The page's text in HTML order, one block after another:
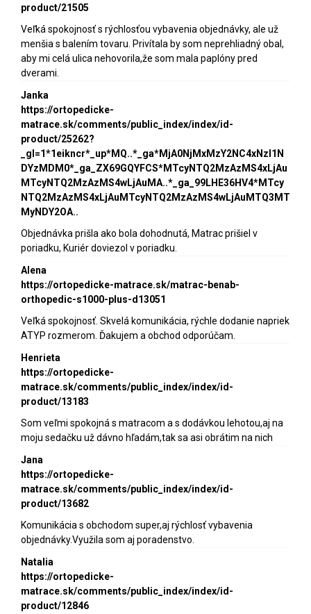
product/21505
Veľká spokojnosť s rýchlosťou vybavenia objednávky, ale už
menšia s balením tovaru. Privítala by som neprehliadný obal,
aby mi celá ulica nehovorila,že som mala paplóny pred
dverami.
Janka
https://ortopedicke-
matrace.sk/comments/public_index/index/id-
product/25262?
_gl=1*1eikncr*_up*MQ..*_ga*MjA0NjMxMzY2NC4xNzI1N
DYzMDM0*_ga_ZX69GQYFCS*MTcyNTQ2MzAzMS4xLjAu
MTcyNTQ2MzAzMS4wLjAuMA..*_ga_99LHE36HV4*MTcy
NTQ2MzAzMS4xLjAuMTcyNTQ2MzAzMS4wLjAuMTQ3MT
MyNDY2OA..
Objednávka prišla ako bola dohodnutá, Matrac prišiel v
poriadku, Kuriér doviezol v poriadku.
Alena
https://ortopedicke-matrace.sk/matrac-benab-
orthopedic-s1000-plus-d13051
Veľká spokojnosť. Skvelá komunikácia, rýchle dodanie napriek
ATYP rozmerom. Ďakujem a obchod odporúčam.
Henrieta
https://ortopedicke-
matrace.sk/comments/public_index/index/id-
product/13183
Som veľmi spokojná s matracom a s dodávkou lehotou,aj na
moju sedačku už dávno hľadám,tak sa asi obrátim na nich
Jana
https://ortopedicke-
matrace.sk/comments/public_index/index/id-
product/13682
Komunikácia s obchodom super,aj rýchlosť vybavenia
objednávky.Využila som aj poradenstvo.
Natalia
https://ortopedicke-
matrace.sk/comments/public_index/index/id-
product/12846